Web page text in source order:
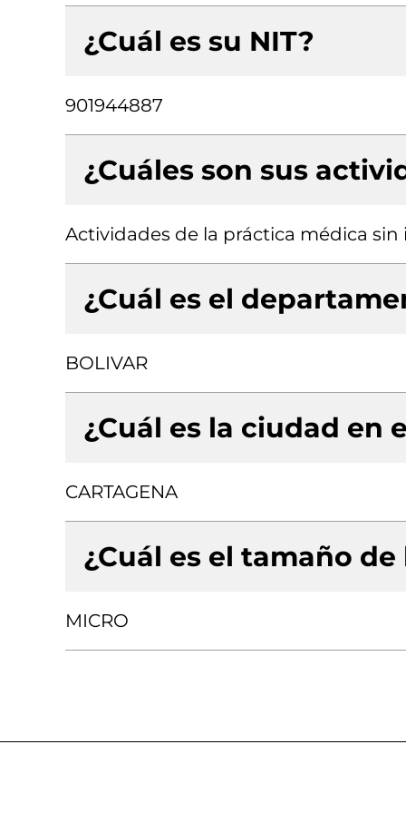
¿Cuál es su NIT?
901944887
¿Cuáles son sus
Actividades de la práctica médica
¿Cuál es el
BOLIVAR
¿Cuál es la ciudad en
CARTAGENA
¿Cuál es el tamaño
MICRO